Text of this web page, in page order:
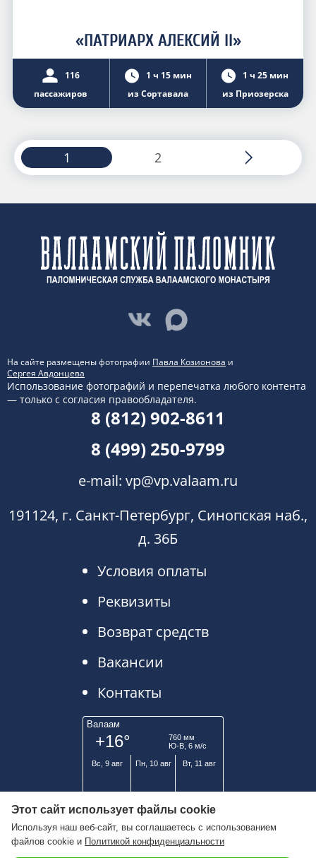
«ПАТРИАРХ АЛЕКСИЙ II»
116
пассажиров
1 ч 15 мин
из Сортавала
1 ч 25 мин
из Приозерска
1 2
На сайте размещены фотографии Павла Козионова и
Сергея Авдонцева
Использование фотографий и перепечатка любого контента
— только с согласия правообладателя.
8 (812) 902-8611
8 (499) 250-9799
e-mail: vp@vp.valaam.ru
191124, г. Санкт-Петербург, Синопская наб.,
д. 36Б
Условия оплаты
Реквизиты
Возврат средств
Вакансии
Контакты
Этот сайт использует файлы cookie
Используя наш веб-сайт, вы соглашаетесь с использованием
файлов cookie и Политикой конфиденциальности